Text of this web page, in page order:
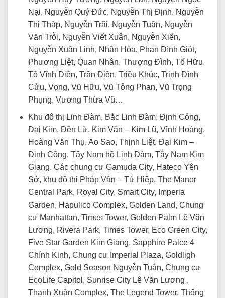
Nại, Nguyễn Quý Đức, Nguyễn Thị Định, Nguyễn
Thị Thập, Nguyễn Trãi, Nguyễn Tuân, Nguyễn
Văn Trỗi, Nguyễn Viết Xuân, Nguyễn Xiển,
Nguyễn Xuân Linh, Nhân Hòa, Phan Đình Giót,
Phương Liệt, Quan Nhân, Thượng Đình, Tố Hữu,
Tô Vĩnh Diện, Trần Điền, Triều Khúc, Trịnh Đình
Cửu, Vọng, Vũ Hữu, Vũ Tông Phan, Vũ Trọng
Phụng, Vương Thừa Vũ…
Khu đô thị Linh Đàm, Bắc Linh Đàm, Định Công,
Đại Kim, Đền Lừ, Kim Văn – Kim Lũ, Vĩnh Hoàng,
Hoàng Văn Thụ, Ao Sao, Thịnh Liệt, Đại Kim –
Định Công, Tây Nam hồ Linh Đàm, Tây Nam Kim
Giang. Các chung cư Gamuda City, Hateco Yên
Sở, khu đô thị Pháp Vân – Tứ Hiệp, The Manor
Central Park, Royal City, Smart City, Imperia
Garden, Hapulico Complex, Golden Land, Chung
cư Manhattan, Times Tower, Golden Palm Lê Văn
Lương, Rivera Park, Times Tower, Eco Green City,
Five Star Garden Kim Giang, Sapphire Palce 4
Chính Kinh, Chung cư Imperial Plaza, Goldligh
Complex, Gold Season Nguyễn Tuân, Chung cư
EcoLife Capitol, Sunrise City Lê Văn Lương ,
Thanh Xuân Complex, The Legend Tower, Thống